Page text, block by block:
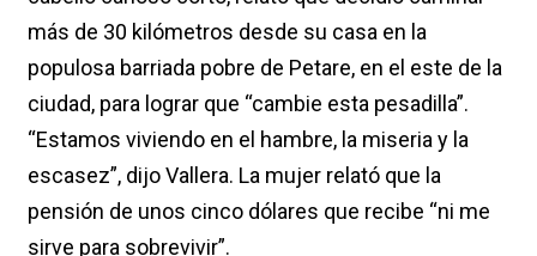
más de 30 kilómetros desde su casa en la
populosa barriada pobre de Petare, en el este de la
ciudad, para lograr que “cambie esta pesadilla”.
“Estamos viviendo en el hambre, la miseria y la
escasez”, dijo Vallera. La mujer relató que la
pensión de unos cinco dólares que recibe “ni me
sirve para sobrevivir”.